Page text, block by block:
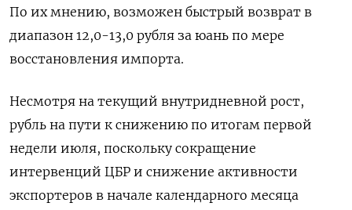
По их мнению, возможен быстрый возврат в
диапазон 12,0-13,0 рубля за юань по мере
восстановления импорта.
Несмотря на текущий внутридневной рост,
рубль на пути к снижению по итогам первой
недели июля, поскольку сокращение
интервенций ЦБР и снижение активности
экспортеров в начале календарного месяца